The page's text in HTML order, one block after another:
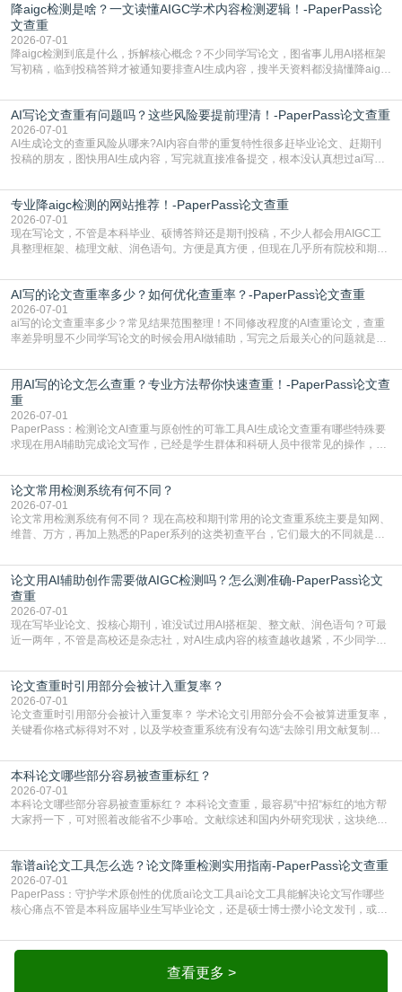
降aigc检测是啥？一文读懂AIGC学术内容检测逻辑！-PaperPass论
文查重
2026-07-01
降aigc检测到底是什么，拆解核心概念？不少同学写论文，图省事儿用AI搭框架
写初稿，临到投稿答辩才被通知要排查AI生成内容，搜半天资料都没搞懂降aigc
怕是已经入行的科研人员，不少人也搞不清降aigc检测是啥，对相关要求摸不
准。其实，降aigc检测是伴随AIGC工具在学术领域普及诞生的新需求，核心是为
了满足现在高校、期刊对AI生
AI写论文查重有问题吗？这些风险要提前理清！-PaperPass论文查重
2026-07-01
AI生成论文的查重风险从哪来?AI内容自带的重复特性很多赶毕业论文、赶期刊
投稿的朋友，图快用AI生成内容，写完就直接准备提交，根本没认真想过ai写论
自带不可忽视的查重风险。AI训练依赖海量公开的文本数据，生成内容本质是基
于训练数据的概率拼接，不是从零开始的原创创作。生成过程中，很容易复用已
有的高频公共表述，甚至直接拼接已经公开
专业降aigc检测的网站推荐！-PaperPass论文查重
2026-07-01
现在写论文，不管是本科毕业、硕博答辩还是期刊投稿，不少人都会用AIGC工
具整理框架、梳理文献、润色语句。方便是真方便，但现在几乎所有院校和期刊
五遍还是过不了预检测的大有人在，这时候，找到靠谱的降AIGC检测率的网
站，就能少走好多弯路。PaperPass：守护学术原创性的智能伙伴AIGC生成内
容的学术合规痛点去年帮一个本科师弟改
AI写的论文查重率多少？如何优化查重率？-PaperPass论文查重
2026-07-01
ai写的论文查重率多少？常见结果范围整理！不同修改程度的AI查重论文，查重
率差异明显不少同学写论文的时候会用AI做辅助，写完之后最关心的问题就是ai
实际情况和大家想的不太一样。AI训练依赖海量公开学术文献、网络内容，生成
内容本质是按照语义概率拼接已有内容，很容易和已发布的作品撞重复，甚至会
直接引用整段已有内容，所以查重率偏高是
用AI写的论文怎么查重？专业方法帮你快速查重！-PaperPass论文查
重
2026-07-01
PaperPass：检测论文AI查重与原创性的可靠工具AI生成论文查重有哪些特殊要
求现在用AI辅助完成论文写作，已经是学生群体和科研人员中很常见的操作，不
但很多人忽略了，AI生成的内容天生带有重复风险——训练AI的数据集本身就包
含大量已公开的学术内容、网络原创内容，AI输出内容时很容易无意识拼接出重
复片
论文常用检测系统有何不同？
2026-07-01
论文常用检测系统有何不同？ 现在高校和期刊常用的论文查重系统主要是知网、
维普、万方，再加上熟悉的Paper系列的这类初查平台，它们最大的不同就是数
查数值误导。知网（CNKI）是学校定稿检测的绝对主流。本科用PMLC，含大学
生联合比对库，能比历届学长论文，硕博用VIP/TMLC，含学术论文联合比对
库，期刊投稿用AMLMC/SML
论文用AI辅助创作需要做AIGC检测吗？怎么测准确-PaperPass论文
查重
2026-07-01
现在写毕业论文、投核心期刊，谁没试过用AI搭框架、整文献、润色语句？可最
近一两年，不管是高校还是杂志社，对AI生成内容的核查越收越紧，不少同学投
真的太亏。提前做AIGC检测，已经成了很多过来人交稿前必做的一步。为什么
AIGC检测成了论文答辩投稿前的必备项？可能还有不少人觉得，我就用AI搭了个
框架，内容都是自己写的，至于做AIG
论文查重时引用部分会被计入重复率？
2026-07-01
论文查重时引用部分会被计入重复率？ 学术论文引用部分会不会被算进重复率，
关键看你格式标得对不对，以及学校查重系统有没有勾选“去除引用文献复制
独占一行，每条文献用[1][2]方括号编号、与正文一一对应，著录项符合GB/T
7714（作者、题名、刊名、年、卷期、页码齐全，标点用半角）；查重系统识别
成功后通常把这段标为引用，
本科论文哪些部分容易被查重标红？
2026-07-01
本科论文哪些部分容易被查重标红？ 本科论文查重，最容易“中招“标红的地方帮
大家捋一下，可对照着改能省不少事哈。文献综述和国内外研究现状，这块绝对
乎一模一样的话，你要是直接复制百度百科、教材或别人写好的综述段落，系统
一抓一个准，整段飘红。研究背景、意义和方法描述也是不可避免，比如“本文采
用问卷调查法““运用SPSS软件进行数据分
靠谱ai论文工具怎么选？论文降重检测实用指南-PaperPass论文查重
2026-07-01
PaperPass：守护学术原创性的优质ai论文工具ai论文工具能解决论文写作哪些
核心痛点不管是本科应届毕业生写毕业论文，还是硕士博士攒小论文发刊，或是
自己逐句读逐句改，熬好几个大夜不说，还经常改不到点上，交上去才发现重复
率超标，再返工太折腾。现在有了成熟的ai论文工具，这些痛点基本都能高效解
决。靠谱的ai论文工具，不止能帮你梳查看更多 >